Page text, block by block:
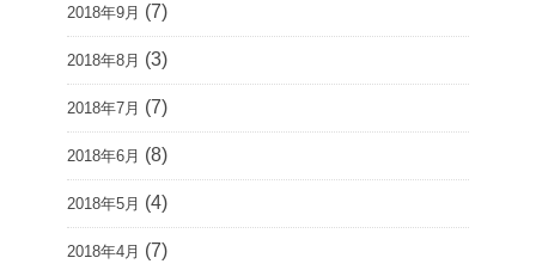
2018年9月 (7)
2018年8月 (3)
2018年7月 (7)
2018年6月 (8)
2018年5月 (4)
2018年4月 (7)